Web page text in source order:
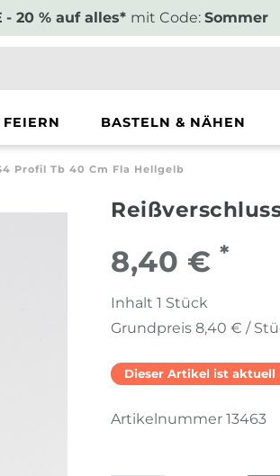
- 20 % auf alles* mit Code: Sommer
BASTELN & NÄHEN
Profil Tb 40 Cm Fla Hellgelb
8,40 € *
Inhalt 1 Stück
Grundpreis 8,40 € /
Dieser Artikel ist
Artikelnummer 13463